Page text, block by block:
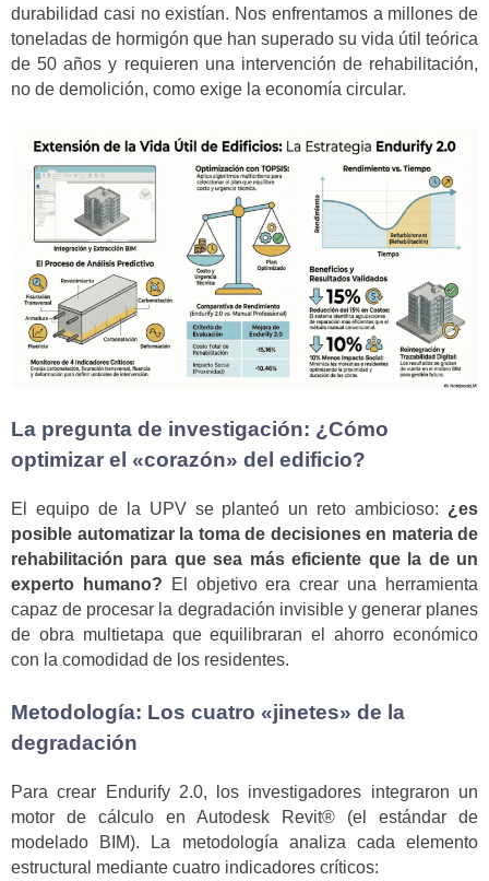
durabilidad casi no existían. Nos enfrentamos a millones de
toneladas de hormigón que han superado su vida útil teórica
de 50 años y requieren una intervención de rehabilitación,
no de demolición, como exige la economía circular.
La pregunta de investigación: ¿Cómo
optimizar el «corazón» del edificio?
El equipo de la UPV se planteó un reto ambicioso: ¿es
posible automatizar la toma de decisiones en materia de
rehabilitación para que sea más eficiente que la de un
experto humano? El objetivo era crear una herramienta
capaz de procesar la degradación invisible y generar planes
de obra multietapa que equilibraran el ahorro económico
con la comodidad de los residentes.
Metodología: Los cuatro «jinetes» de la
degradación
Para crear Endurify 2.0, los investigadores integraron un
motor de cálculo en Autodesk Revit® (el estándar de
modelado BIM). La metodología analiza cada elemento
estructural mediante cuatro indicadores críticos: